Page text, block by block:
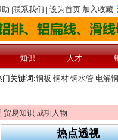
贸易知识 成功人物
热点透视